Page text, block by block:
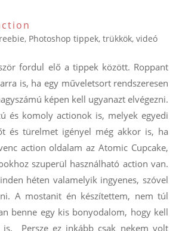
, Photoshop tippek, trükkök, videó
fordul elő a tippek között. Roppant
is, ha egy műveletsort rendszeresen
képen kell ugyanazt elvégezni.
és komoly actionok is, melyek egyedi
és türelmet igényel még akkor is, ha
action oldalam az Atomic Cupcake,
szuperül használható action van.
héten valamelyik ingyenes, szóvel
A mostanit én készítettem, nem túl
benne egy kis bonyodalom, hogy kell
is. Persze ez inkább csak nekem volt